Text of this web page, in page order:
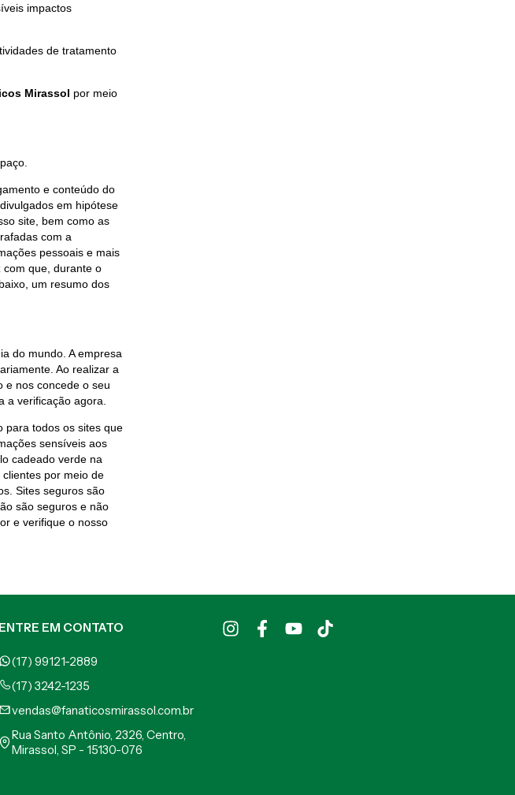
impactos
de tratamento
Mirassol por meio
e conteúdo do
em hipótese
site, bem como as
com a
pessoais e mais
com que, durante o
um resumo dos
do mundo. A empresa
Ao realizar a
e nos concede o seu
a verificação agora.
para todos os sites que
sensíveis aos
cadeado verde na
por meio de
Sites seguros são
são seguros e não
e verifique o nosso
ENTRE EM CONTATO
(17) 99121-2889
(17) 3242-1235
vendas@fanaticosmirassol.com.br
Rua Santo Antônio, 2326, Centro,
Mirassol, SP - 15130-076